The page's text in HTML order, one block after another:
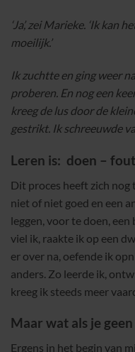
‘Ja’, zei Marieke. ‘Ik kan
moeilijk.’
Ik zuchtte en ging weer
proberen. En nog een
kreeg de lus door de
gestrikt. Ik schreeuwde
Leren is: doen –
Dit proces heeft zich nog
niet of niet goed en een
leggen, voor te doen, een
viel ik, raakte ik op een
er over na, oefende ik
anders. Zo leerde ik,
kreeg ik steeds meer
Maar wat als je
Ergens in het begin van